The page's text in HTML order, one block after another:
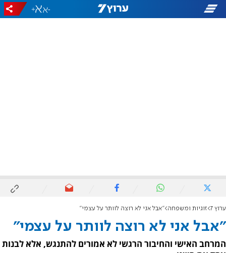
-
+
ערוץ 7 זוגיות ומשפחה "אבל אני לא רוצה לוותר על עצמי"
"אבל אני לא רוצה לוותר על עצמי"
המרחב האישי והחיבור הרגשי לא אמורים להתנגש, אלא לבנות